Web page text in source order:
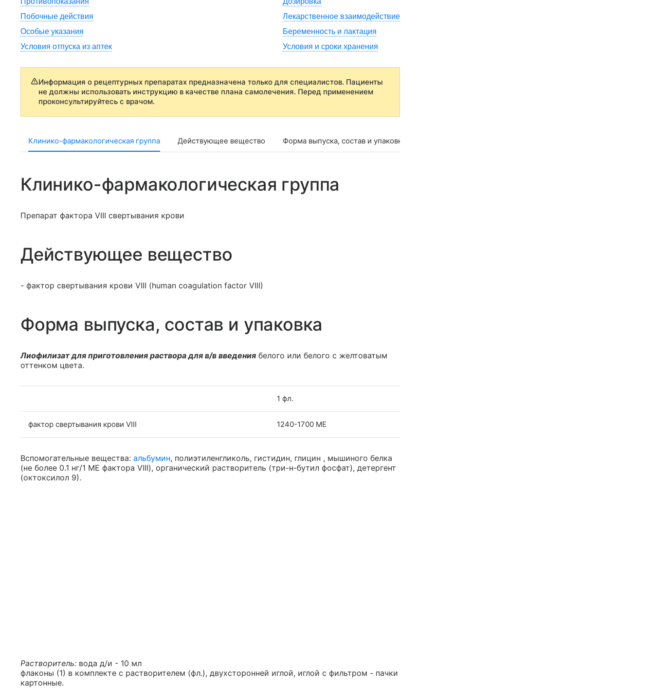
Побочные действия
Лекарственное взаимодействие
Особые указания
Беременность и лактация
Условия отпуска из аптек
Условия и сроки хранения
Информация о рецептурных препаратах предназначена только для специалистов. Пациенты
не должны использовать инструкцию в качестве плана самолечения. Перед применением
проконсультируйтесь с врачом.
Клинико-фармакологическая группа Действующее вещество Форма выпуска, состав и упаковка
Клинико-фармакологическая группа
Препарат фактора VIII свертывания крови
Действующее вещество
- фактор свертывания крови VIII (human coagulation factor VIII)
Форма выпуска, состав и упаковка
Лиофилизат для приготовления раствора для в/в введения белого или белого с желтоватым
оттенком цвета.
1 фл.
фактор свертывания крови VIII 1240-1700 МЕ
Вспомогательные вещества: альбумин, полиэтиленгликоль, гистидин, глицин , мышиного белка
(не более 0.1 нг/1 МЕ фактора VIII), органический растворитель (три-н-бутил фосфат), детергент
(октоксилол 9).
Растворитель: вода д/и - 10 мл
флаконы (1) в комплекте с растворителем (фл.), двухсторонней иглой, иглой с фильтром - пачки
картонные.